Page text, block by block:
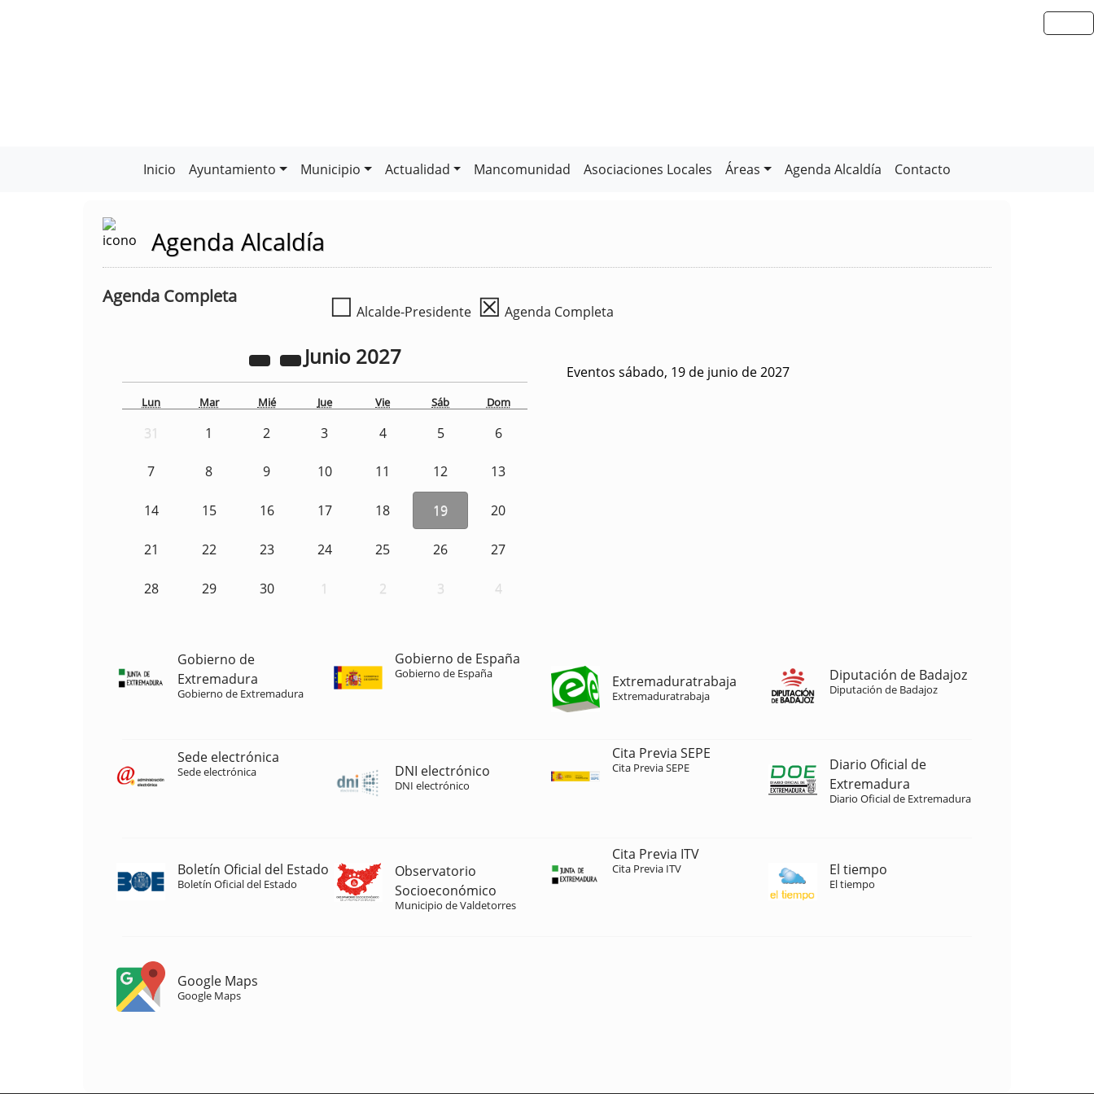
Inicio Ayuntamiento Municipio Actualidad Mancomunidad Asociaciones Locales Áreas Agenda Alcaldía Contacto
Agenda Alcaldía
Agenda Completa ☐ Alcalde-Presidente ☒ Agenda Completa
Junio 2027
Lun Mar Mié Jue Vie Sáb Dom
31 1 2 3 4 5 6
7 8 9 10 11 12 13
14 15 16 17 18 19 20
21 22 23 24 25 26 27
28 29 30 1 2 3 4
Eventos sábado, 19 de junio de 2027
Gobierno de
Extremadura
Gobierno de Extremadura
Gobierno de España
Gobierno de España Extremaduratrabaja
Extremaduratrabaja
Diputación de Badajoz
Diputación de Badajoz
Sede electrónica
Sede electrónica DNI electrónico
DNI electrónico
Cita Previa SEPE
Cita Previa SEPE
Diario Oficial de
Extremadura
Diario Oficial de Extremadura
Boletín Oficial del Estado
Boletín Oficial del Estado
Observatorio
Socioeconómico
Municipio de Valdetorres
Cita Previa ITV
Cita Previa ITV El tiempo
El tiempo
Google Maps
Google Maps